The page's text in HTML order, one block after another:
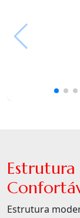
Estrutura